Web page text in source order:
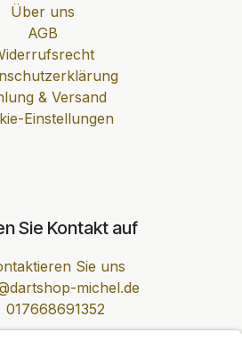
Über uns
AGB
& Versand
Einstellungen
Sie Kontakt auf
Sie uns
michel.de
017668691352